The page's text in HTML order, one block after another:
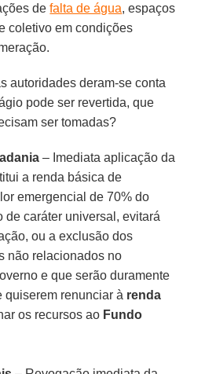
defalta de água, espaços
coletivo em condições
autoridades deram-se conta
pode ser revertida, que
ser tomadas?
– Imediata aplicação da
a renda básica de
emergencial de 70% do
de caráter universal, evitará
ou a exclusão dos
não relacionados no
e que serão duramente
quiserem renunciar à renda
os recursos ao Fundo